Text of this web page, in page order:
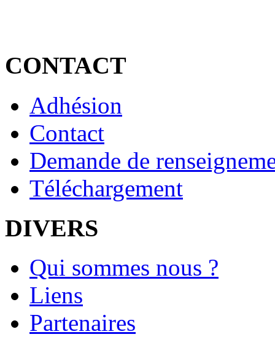
CONTACT
Adhésion
Contact
Demande de
Téléchargement
DIVERS
Qui sommes nous ?
Liens
Partenaires